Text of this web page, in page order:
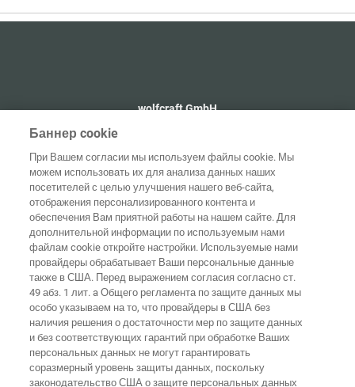
wolfcraft GmbH
Wolffstraße 1
56746 Kempenich
Домашняя
страница Контакты
Выходные Защита
Общие
условия
ведения
бизнеса
Правила по
файлам
"cookie"
Заявление о
Баннер cookie
При Вашем согласии мы используем файлы cookie. Мы
можем использовать их для анализа данных наших
посетителей с целью улучшения нашего веб-сайта,
отображения персонализированного контента и
обеспечения Вам приятной работы на нашем сайте. Для
дополнительной информации по используемым нами
файлам cookie откройте настройки. Используемые нами
провайдеры обрабатывает Ваши персональные данные
также в США. Перед выражением согласия согласно ст.
49 абз. 1 лит. a Общего регламента по защите данных мы
особо указываем на то, что провайдеры в США без
наличия решения о достаточности мер по защите данных
и без соответствующих гарантий при обработке Ваших
персональных данных не могут гарантировать
соразмерный уровень защиты данных, поскольку
законодательство США о защите персональных данных